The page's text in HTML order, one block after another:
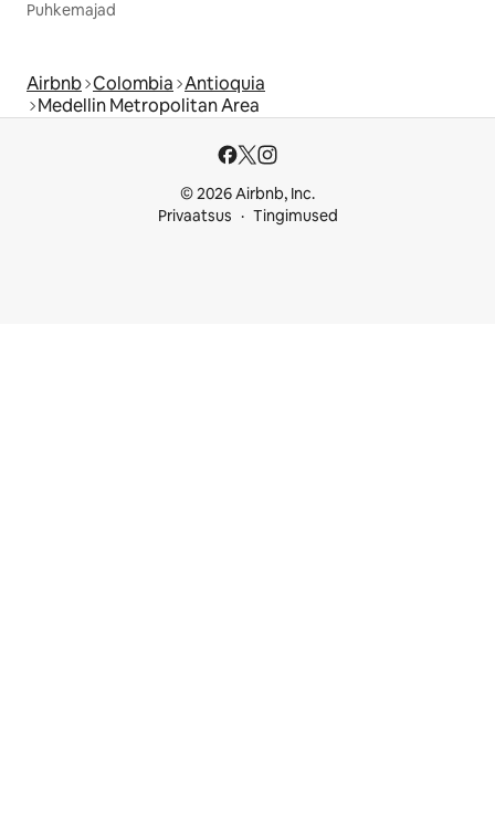
Puhkemajad
Airbnb Colombia Antioquia
Medellin Metropolitan Area
© 2026 Airbnb, Inc.
Privaatsus
Tingimused